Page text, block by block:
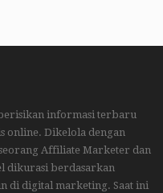
informasi terbaru
online. Dikelola dengan
Affiliate Marketer dan
dikurasi berdasarkan
di digital marketing. Saat ini